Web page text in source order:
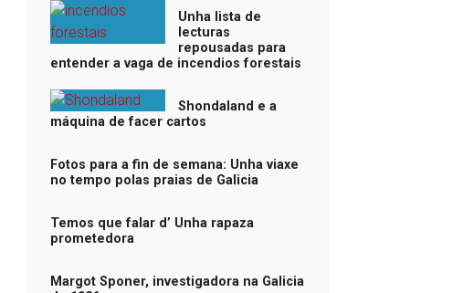
Unha lista de
lecturas
repousadas para
entender a vaga de incendios forestais
Shondaland e a
máquina de facer cartos
Fotos para a fin de semana: Unha viaxe
no tempo polas praias de Galicia
Temos que falar d’ Unha rapaza
prometedora
Margot Sponer, investigadora na Galicia